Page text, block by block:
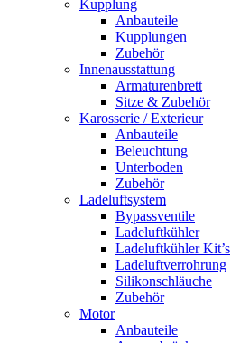
Kupplung
Anbauteile
Kupplungen
Zubehör
Innenausstattung
Armaturenbrett
Sitze & Zubehör
Karosserie / Exterieur
Anbauteile
Beleuchtung
Unterboden
Zubehör
Ladeluftsystem
Bypassventile
Ladeluftkühler
Ladeluftkühler Kit’s
Ladeluftverrohrung
Silikonschläuche
Zubehör
Motor
Anbauteile